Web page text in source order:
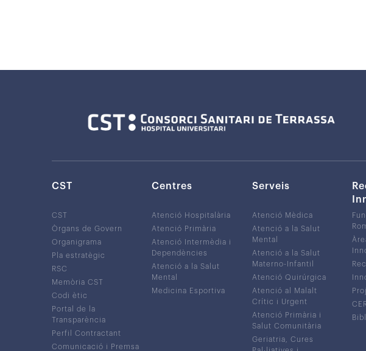
CST
CST
Òrgans de Govern
Organigrama
Pla estratègic
RSC
Memòria CST
Codi ètic
Portal de la
Transparència
Perfil Contractant
Comunicació i Premsa
Centres
Atenció Hospitalària
Atenció Primària
Atenció Intermèdia i
Dependències
Atenció a la Salut
Mental
Medicina Esportiva
Serveis
Atenció Mèdica
Atenció a la Salut
Mental
Atenció a la Salut
Materno-Infantil
Atenció Quirúrgica
Atenció al Malalt
Crític i Urgent
Atenció Primària i
Salut Comunitària
Geriatria, Cures